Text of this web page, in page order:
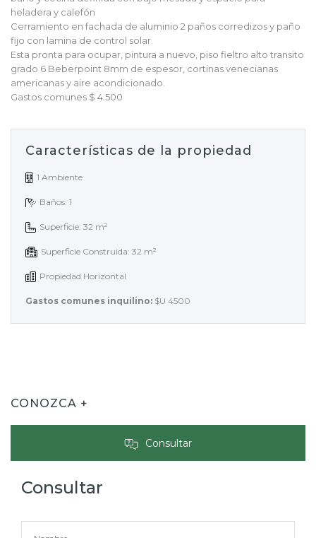
heladera y calefón
Cerramiento en fachada de aluminio 2 paños corredizos y paño
fijo con lamina de control solar.
Esta pronta para ocupar, pintura a nuevo, piso fieltro alto transito
grado 6 Beberpoint 8mm de espesor, cortinas venecianas
americanas y aire acondicionado.
Gastos comunes $ 4.500
Características de la propiedad
1 Ambiente
Baños: 1
Superficie: 32 m²
Superficie Construida: 32 m²
Propiedad Horizontal
Gastos comunes inquilino: $U 4500
CONOZCA +
Consultar
Consultar